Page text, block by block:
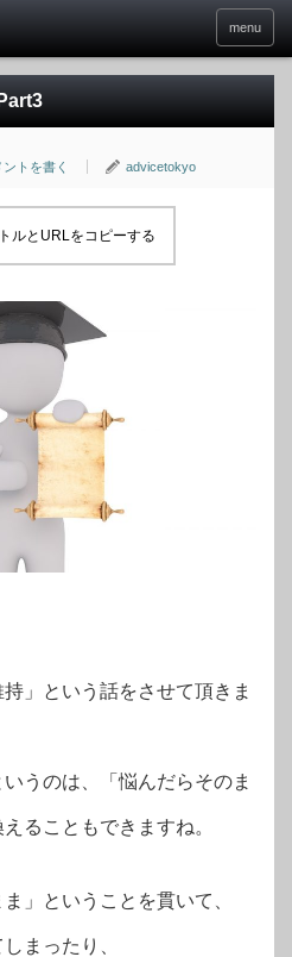
menu
ントを書く advicetokyo
ルとURLをコピーする
」という話をさせて頂きま
いうのは、「悩んだらそのま
ることもできますね。
」ということを貫いて、
まったり、